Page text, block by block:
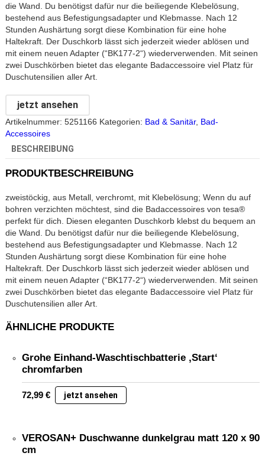
die Wand. Du benötigst dafür nur die beiliegende Klebelösung,
bestehend aus Befestigungsadapter und Klebmasse. Nach 12
Stunden Aushärtung sorgt diese Kombination für eine hohe
Haltekraft. Der Duschkorb lässt sich jederzeit wieder ablösen und
mit einem neuen Adapter (“BK177-2“) wiederverwenden. Mit seinen
zwei Duschkörben bietet das elegante Badaccessoire viel Platz für
Duschutensilien aller Art.
jetzt ansehen
Artikelnummer: 5251166 Kategorien: Bad & Sanitär, Bad-
Accessoires
BESCHREIBUNG
PRODUKTBESCHREIBUNG
zweistöckig, aus Metall, verchromt, mit Klebelösung; Wenn du auf
bohren verzichten möchtest, sind die Badaccessoires von tesa®
perfekt für dich. Diesen eleganten Duschkorb klebst du bequem an
die Wand. Du benötigst dafür nur die beiliegende Klebelösung,
bestehend aus Befestigungsadapter und Klebmasse. Nach 12
Stunden Aushärtung sorgt diese Kombination für eine hohe
Haltekraft. Der Duschkorb lässt sich jederzeit wieder ablösen und
mit einem neuen Adapter (“BK177-2“) wiederverwenden. Mit seinen
zwei Duschkörben bietet das elegante Badaccessoire viel Platz für
Duschutensilien aller Art.
ÄHNLICHE PRODUKTE
Grohe Einhand-Waschtischbatterie ‚Start‘
chromfarben
72,99 € jetzt ansehen
VEROSAN+ Duschwanne dunkelgrau matt 120 x 90
cm